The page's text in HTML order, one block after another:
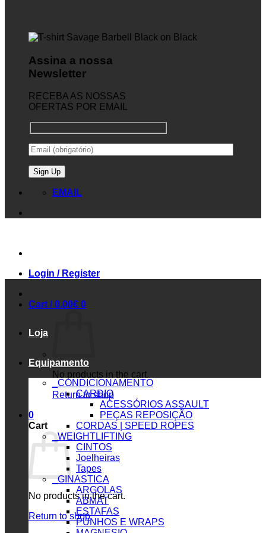
Assina a nossa
Newsletter
RECEBA AS NOSSAS
OFERTAS POR EMAIL
EMAIL
Login / Register
Cart /0.00€ 0
No products in the cart.
Return to shop
0
Cart
No products in the cart.
Return to shop
Loja
Equipamento
_CONDICIONAMENTO
CARDIO
ACESSÓRIOS ASSAULT
PEÇAS REPOSIÇÃO
CORDAS | SPEED ROPES
_WEIGHTLIFTING
CINTOS
Joelheiras
Tapes
_GINASTICA
ARGOLAS
ABMAT
ESTAFAS
PUNHOS E WRAPS